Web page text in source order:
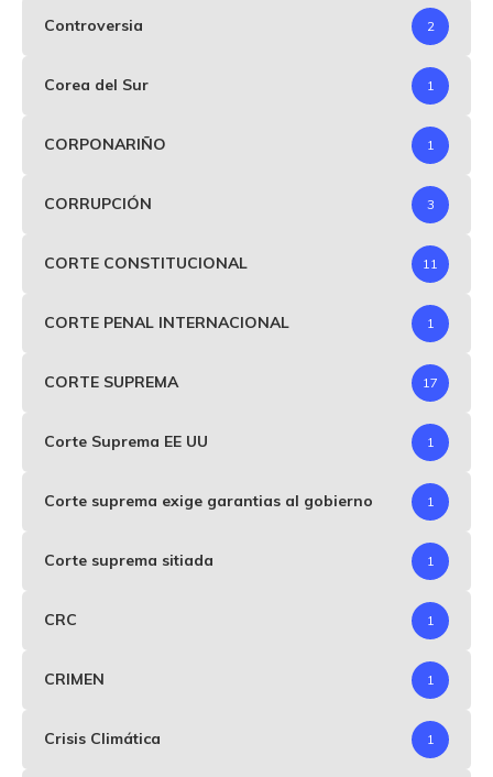
Controversia 2
Corea del Sur 1
CORPONARIÑO 1
CORRUPCIÓN 3
CORTE CONSTITUCIONAL 11
CORTE PENAL INTERNACIONAL 1
CORTE SUPREMA 17
Corte Suprema EE UU 1
Corte suprema exige garantias al gobierno 1
Corte suprema sitiada 1
CRC 1
CRIMEN 1
Crisis Climática 1